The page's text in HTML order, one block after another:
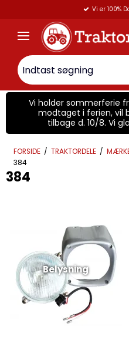
Vi er 100%
Vi holder sommerferie
modtaget i ferien, vil
tilbage d. 10/8. Vi
FORSIDE / TRAKTORDELE /
384
384
Belysning